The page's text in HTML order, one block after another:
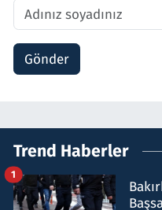
Gönder
Trend Haberler
1